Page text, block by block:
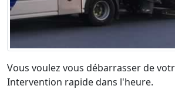
Vous voulez vous débarrasser de
Intervention rapide dans l'heure.